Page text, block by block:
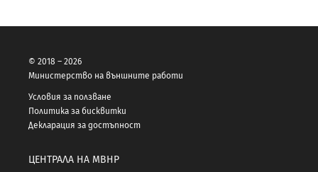
© 2018 – 2026
Министерство на външните работи
Условия за ползване
Политика за бисквитки
Декларация за достъпност
ЦЕНТРАЛА НА МВНР